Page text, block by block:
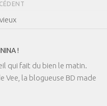
!
qui fait du bien le matin.
Vee, la blogueuse BD made